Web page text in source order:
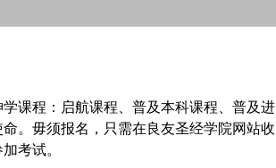
课程：启航课程、普及本科课程、普及进
。毋须报名，只需在良友圣经学院网站收
考试。